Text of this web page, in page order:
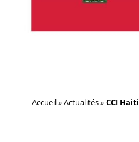
Accueil»Actualités»CCI Haiti